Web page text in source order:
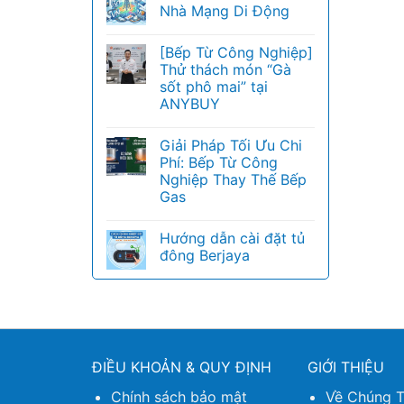
Nhà Mạng Di Động
[Bếp Từ Công Nghiệp]
Thử thách món “Gà
sốt phô mai” tại
ANYBUY
Giải Pháp Tối Ưu Chi
Phí: Bếp Từ Công
Nghiệp Thay Thế Bếp
Gas
Hướng dẫn cài đặt tủ
đông Berjaya
ĐIỀU KHOẢN & QUY ĐỊNH
Chính sách bảo mật
GIỚI THIỆU
Về Chúng